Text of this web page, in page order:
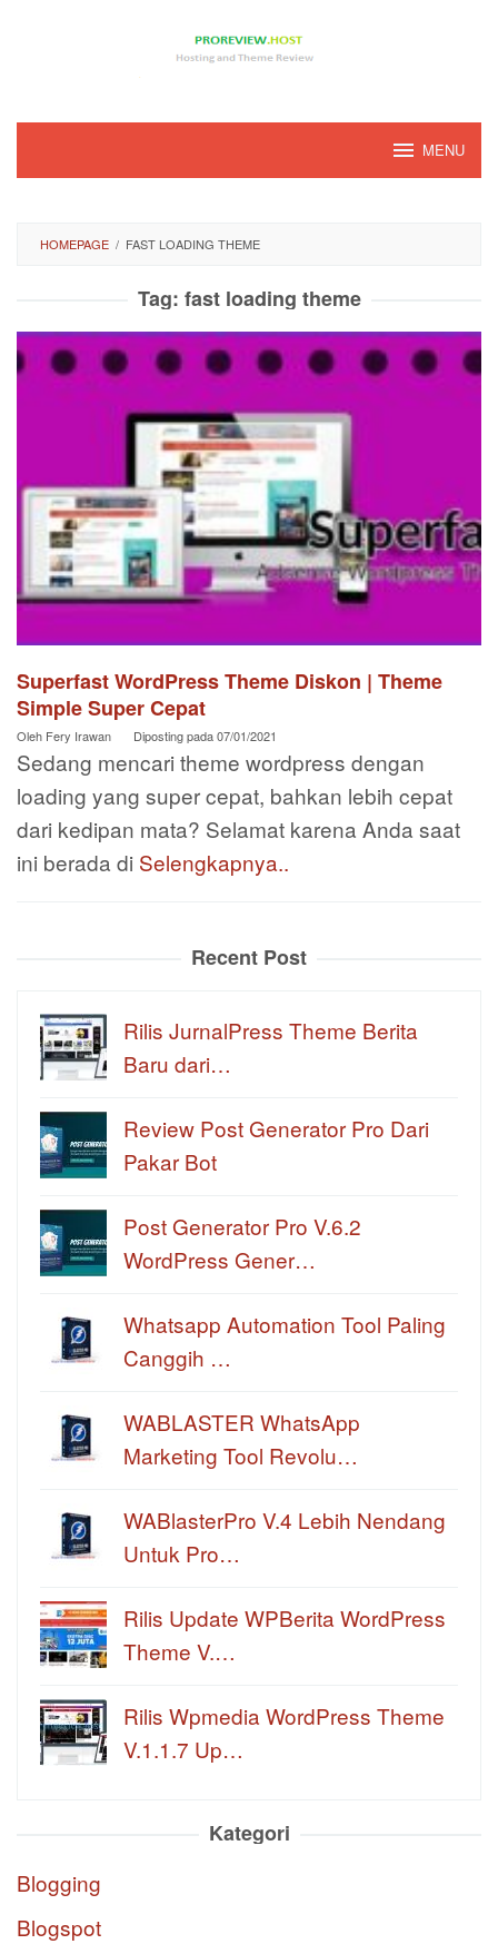
MENU
HOMEPAGE / FAST LOADING THEME
Tag: fast loading theme
Superfast WordPress Theme Diskon | Theme
Simple Super Cepat
Oleh Fery Irawan Diposting pada07/01/2021
Sedang mencari theme wordpress dengan
loading yang super cepat, bahkan lebih cepat
dari kedipan mata? Selamat karena Anda saat
ini berada di Selengkapnya..
Recent Post
Rilis JurnalPress Theme Berita
Baru dari…
Review Post Generator Pro Dari
Pakar Bot
Post Generator Pro V.6.2
WordPress Gener…
Whatsapp Automation Tool Paling
Canggih …
WABLASTER WhatsApp
Marketing Tool Revolu…
WABlasterPro V.4 Lebih Nendang
Untuk Pro…
Rilis Update WPBerita WordPress
Theme V.…
Rilis Wpmedia WordPress Theme
V.1.1.7 Up…
Kategori
Blogging
Blogspot